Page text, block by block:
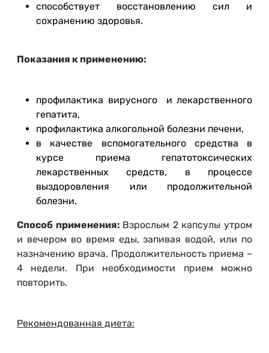
способствует восстановлению сил и
сохранению здоровья.
Показания к применению:
профилактика вирусного и лекарственного
гепатита,
профилактика алкогольной болезни печени,
в качестве вспомогательного средства в
курсе приема гепатотоксических
лекарственных средств, в процессе
выздоровления или продолжительной
болезни.
Способ применения: Взрослым 2 капсулы утром
и вечером во время еды, запивая водой, или по
назначению врача. Продолжительность приема –
4 недели. При необходимости прием можно
повторить.
Рекомендованная диета: